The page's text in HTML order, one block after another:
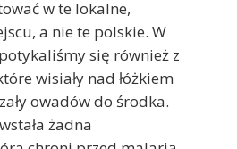
w te lokalne,
a nie te polskie. W
się również z
wisiały nad łóżkiem
owadów do środka.
żadna